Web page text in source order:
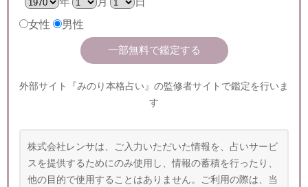
女性
男性
外部サイト『みのり本格占い』の監修者サイトで鑑定を行いま
す
株式会社レンサは、ご入力いただいた情報を、占いサービ
スを提供するためにのみ使用し、情報の蓄積を行ったり、
他の目的で使用することはありません。ご利用の際は、当